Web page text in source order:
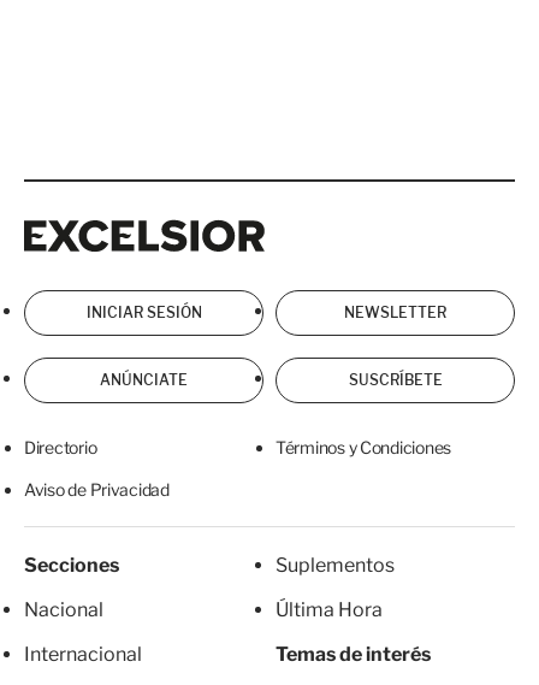
INICIAR SESIÓN NEWSLETTER
ANÚNCIATE SUSCRÍBETE
Directorio Términos y Condiciones
Aviso de Privacidad
Secciones
Nacional
Internacional
Suplementos
Última Hora
Temas de interés